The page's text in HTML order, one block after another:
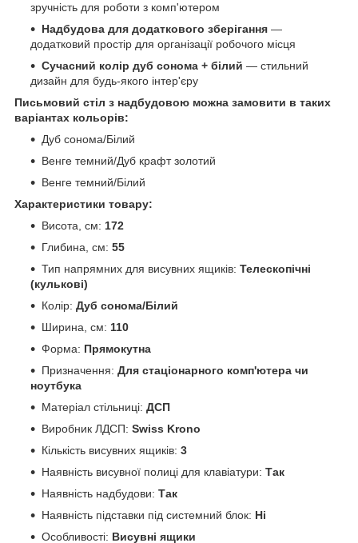
зручність для роботи з комп'ютером
Надбудова для додаткового зберігання —
додатковий простір для організації робочого місця
Сучасний колір дуб сонома + білий — стильний
дизайн для будь-якого інтер'єру
Письмовий стіл з надбудовою можна замовити в таких
варіантах кольорів:
Дуб сонома/Білий
Венге темний/Дуб крафт золотий
Венге темний/Білий
Характеристики товару:
Висота, см: 172
Глибина, см: 55
Тип напрямних для висувних ящиків: Телескопічні
(кулькові)
Колір: Дуб сонома/Білий
Ширина, см: 110
Форма: Прямокутна
Призначення: Для стаціонарного комп'ютера чи
ноутбука
Матеріал стільниці: ДСП
Виробник ЛДСП: Swiss Krono
Кількість висувних ящиків: 3
Наявність висувної полиці для клавіатури: Так
Наявність надбудови: Так
Наявність підставки під системний блок: Ні
Особливості: Висувні ящики